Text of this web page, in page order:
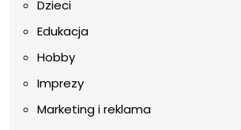
Dzieci
Edukacja
Hobby
Imprezy
Marketing i reklama